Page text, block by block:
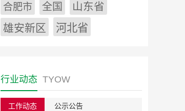
合肥市
全国
山东省
雄安新区
河北省
行业动态 TYOW
工作动态 公示公告